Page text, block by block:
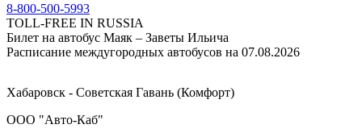
8-800-500-5993
TOLL-FREE IN RUSSIA
Билет на автобус Маяк – Заветы Ильича
Расписание междугородных автобусов на 07.08.2026
Хабаровск - Советская Гавань (Комфорт)
ООО "Авто-Каб"